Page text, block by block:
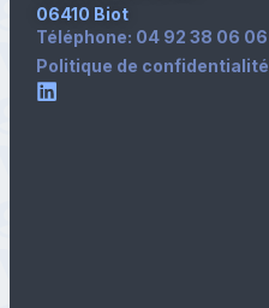
06410 Biot
Téléphone: 04 92 38 06 06
Politique de confidentialité